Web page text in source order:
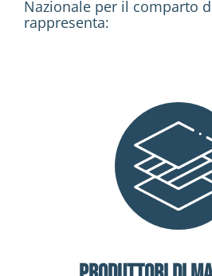
Nazionale per il comparto
rappresenta: